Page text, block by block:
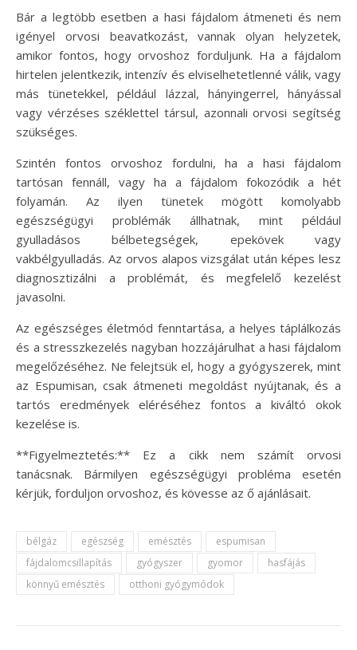
Bár a legtöbb esetben a hasi fájdalom átmeneti és nem
igényel orvosi beavatkozást, vannak olyan helyzetek,
amikor fontos, hogy orvoshoz forduljunk. Ha a fájdalom
hirtelen jelentkezik, intenzív és elviselhetetlenné válik, vagy
más tünetekkel, például lázzal, hányingerrel, hányással
vagy vérzéses széklettel társul, azonnali orvosi segítség
szükséges.
Szintén fontos orvoshoz fordulni, ha a hasi fájdalom
tartósan fennáll, vagy ha a fájdalom fokozódik a hét
folyamán. Az ilyen tünetek mögött komolyabb
egészségügyi problémák állhatnak, mint például
gyulladásos bélbetegségek, epekövek vagy
vakbélgyulladás. Az orvos alapos vizsgálat után képes lesz
diagnosztizálni a problémát, és megfelelő kezelést
javasolni.
Az egészséges életmód fenntartása, a helyes táplálkozás
és a stresszkezelés nagyban hozzájárulhat a hasi fájdalom
megelőzéséhez. Ne felejtsük el, hogy a gyógyszerek, mint
az Espumisan, csak átmeneti megoldást nyújtanak, és a
tartós eredmények eléréséhez fontos a kiváltó okok
kezelése is.
**Figyelmeztetés:** Ez a cikk nem számít orvosi
tanácsnak. Bármilyen egészségügyi probléma esetén
kérjük, forduljon orvoshoz, és kövesse az ő ajánlásait.
bélgáz egészség emésztés
espumisan
fájdalomcsillapítás
gyógyszer gyomor
hasfájás
könnyű emésztés
otthoni gyógymódok